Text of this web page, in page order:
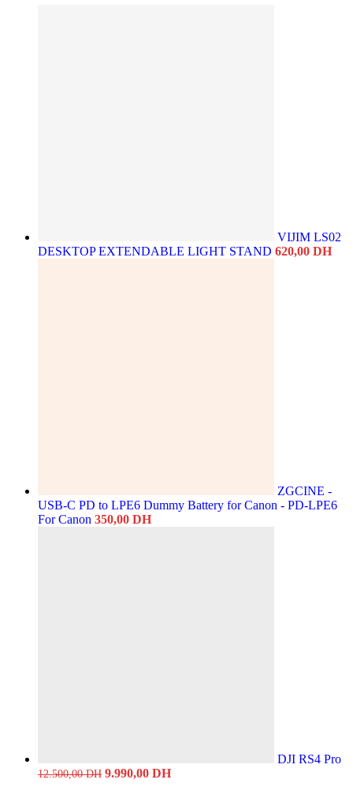
VIJIM LS02
DESKTOP EXTENDABLE LIGHT STAND 620,00 DH
ZGCINE -
USB-C PD to LPE6 Dummy Battery for Canon - PD-LPE6
For Canon 350,00 DH
DJI RS4 Pro
12.500,00DH Original
9.990,00 DHCurrent